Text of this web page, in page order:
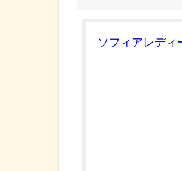
ソフィアレディ